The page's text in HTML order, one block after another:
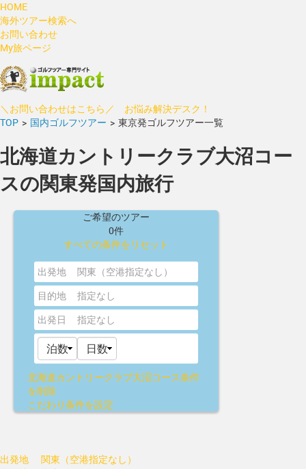
HOME
海外ツアー検索へ
お問い合わせ
My旅ページ
＼お問い合わせはこちら／ お悩み解決デスク！
TOP > 国内ゴルフツアー > 東京発ゴルフツアー一覧
北海道カントリークラブ大沼コー
スの関東発国内旅行
ご希望のツアー
0件
すべての条件をリセット
出発地
関東（空港指定なし）
目的地
指定なし
出発日
指定なし
北海道カントリークラブ大沼コース条件
を削除
こだわり条件を設定
出発地
関東（空港指定なし）